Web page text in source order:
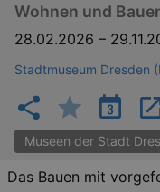
Wohnen und
28.02.2026 –
Stadtmuseum Dresden
Museen der Stadt
Das Bauen mit